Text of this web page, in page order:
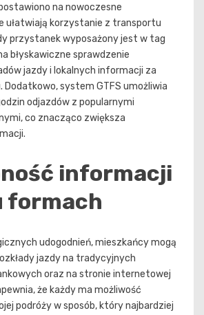
na nowoczesne
ułatwiają korzystanie z transportu
przystanek wyposażony jest w tag
błyskawiczne sprawdzenie
jazdy i lokalnych informacji za
system GTFS umożliwia
odjazdów z popularnymi
co znacząco zwiększa
informacji
formach
udogodnień, mieszkańcy mogą
jazdy na tradycyjnych
oraz na stronie internetowej
że każdy ma możliwość
podróży w sposób, który najbardziej